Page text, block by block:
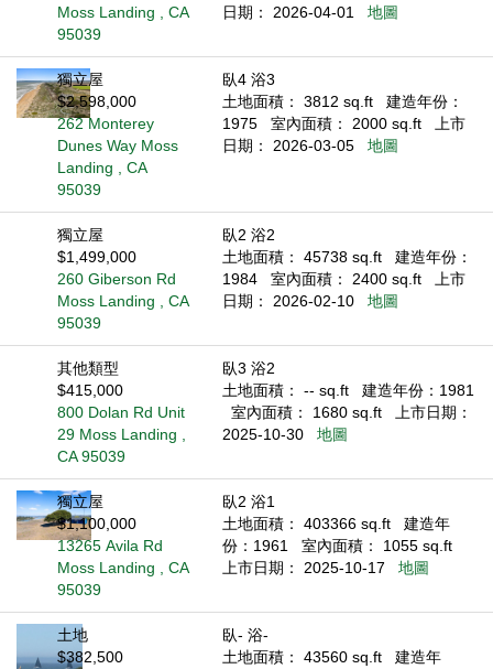
Moss Landing , CA
95039
日期： 2026-04-01
地圖
獨立屋
$2,598,000
262 Monterey
Dunes Way Moss
Landing , CA
95039
臥4 浴3
土地面積： 3812 sq.ft
建造年份：
1975
室內面積： 2000 sq.ft
上市
日期： 2026-03-05
地圖
獨立屋
$1,499,000
260 Giberson Rd
Moss Landing , CA
95039
臥2 浴2
土地面積： 45738 sq.ft
建造年份：
1984
室內面積： 2400 sq.ft
上市
日期： 2026-02-10
地圖
其他類型
$415,000
800 Dolan Rd Unit
29 Moss Landing ,
CA 95039
臥3 浴2
土地面積： -- sq.ft
建造年份：1981
室內面積： 1680 sq.ft
上市日期：
2025-10-30
地圖
獨立屋
$1,100,000
13265 Avila Rd
Moss Landing , CA
95039
臥2 浴1
土地面積： 403366 sq.ft
建造年
份：1961
室內面積： 1055 sq.ft
上市日期： 2025-10-17
地圖
土地
$382,500
臥- 浴-
土地面積： 43560 sq.ft
建造年